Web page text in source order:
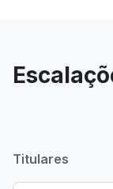
Titulares